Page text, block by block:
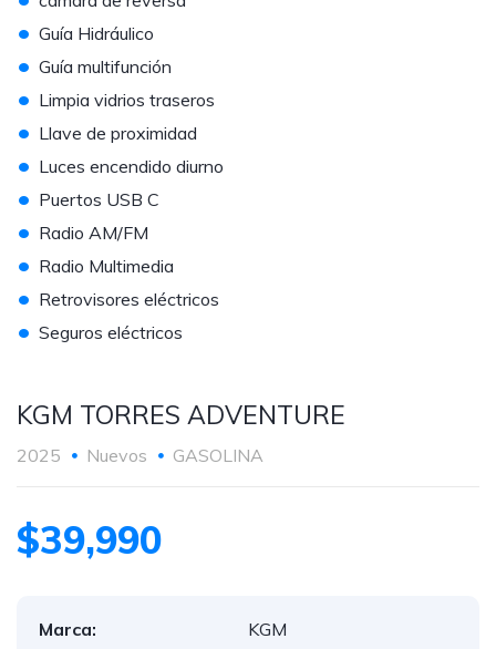
• Guía Hidráulico
• Guía multifunción
• Limpia vidrios traseros
• Llave de proximidad
• Luces encendido diurno
• Puertos USB C
• Radio AM/FM
• Radio Multimedia
• Retrovisores eléctricos
• Seguros eléctricos
KGM TORRES ADVENTURE
2025 Nuevos GASOLINA
$39,990
Marca: KGM